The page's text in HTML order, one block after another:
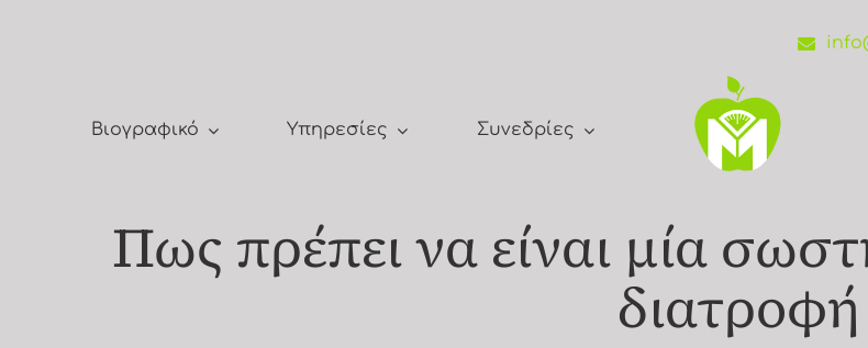
Βιογραφικό Υπηρεσίες Συνεδρίες
Πως πρέπει να είναι μία
διατροφή